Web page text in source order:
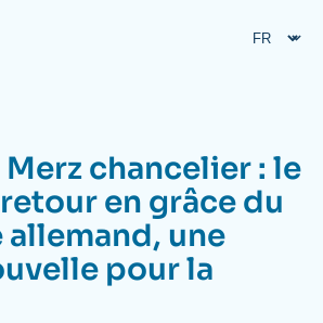
chancelier : le
en grâce du
une
pour la